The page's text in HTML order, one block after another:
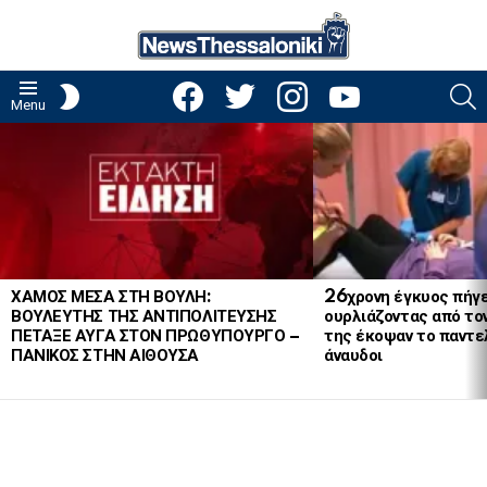
Menu
facebooktwitter instagramyoutube
ΧΑΜΟΣ ΜΕΣΑ ΣΤΗ ΒΟΥΛΗ:
ΒΟΥΛΕΥΤΗΣ ΤΗΣ ΑΝΤΙΠΟΛΙΤΕΥΣΗΣ
ΠΕΤΑΞΕ ΑΥΓΑ ΣΤΟΝ ΠΡΩΘΥΠΟΥΡΓΟ –
ΠΑΝΙΚΟΣ ΣΤΗΝ ΑΙΘΟΥΣΑ
26χρονη έγκυος
ουρλιάζοντας από
της έκοψαν το
άναυδοι